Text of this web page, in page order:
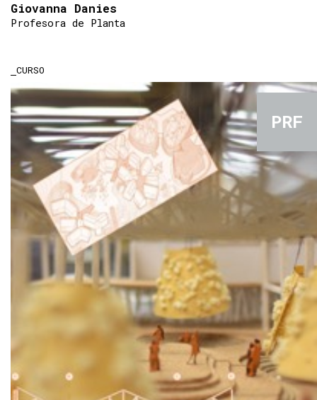
Giovanna Danies
Profesora de Planta
CURSO
PRF